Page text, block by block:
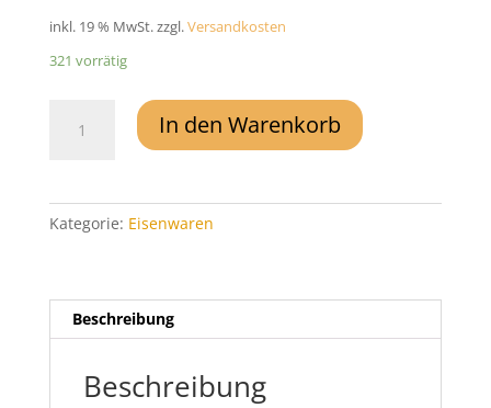
inkl. 19 % MwSt.zzgl.Versandkosten
321 vorrätig
Antik
Ersatzschlüssel
Hohlschlüssel
In den Warenkorb
Kategorie: Eisenwaren
Beschreibung
Beschreibung